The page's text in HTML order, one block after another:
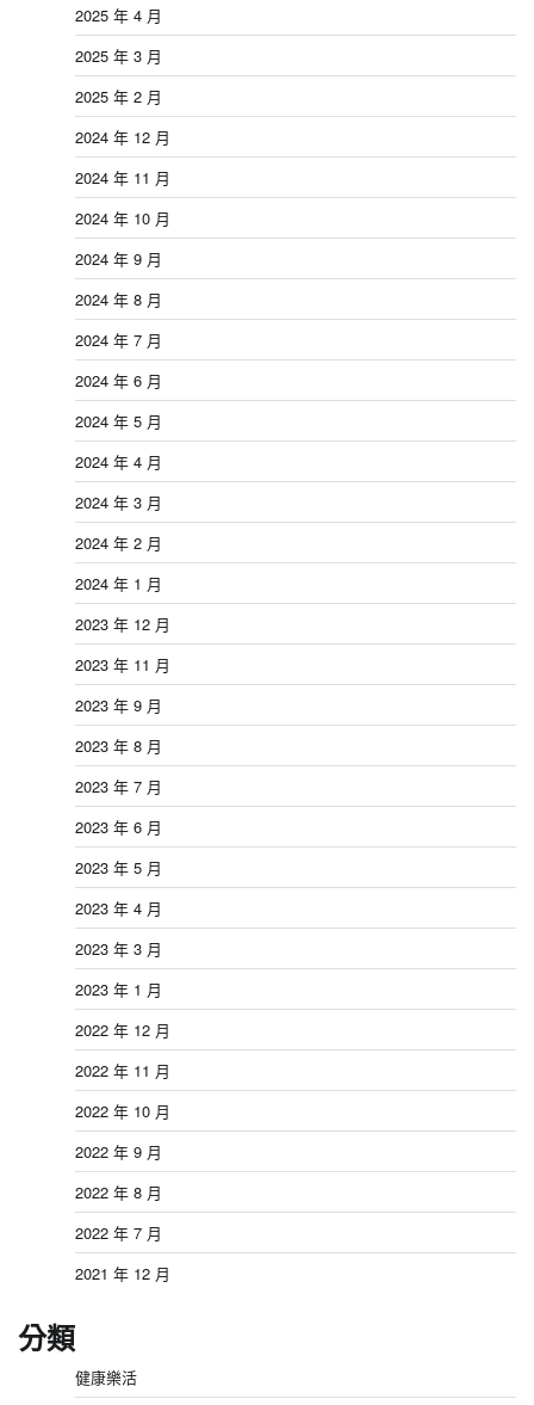
2025 年 4 月
2025 年 3 月
2025 年 2 月
2024 年 12 月
2024 年 11 月
2024 年 10 月
2024 年 9 月
2024 年 8 月
2024 年 7 月
2024 年 6 月
2024 年 5 月
2024 年 4 月
2024 年 3 月
2024 年 2 月
2024 年 1 月
2023 年 12 月
2023 年 11 月
2023 年 9 月
2023 年 8 月
2023 年 7 月
2023 年 6 月
2023 年 5 月
2023 年 4 月
2023 年 3 月
2023 年 1 月
2022 年 12 月
2022 年 11 月
2022 年 10 月
2022 年 9 月
2022 年 8 月
2022 年 7 月
2021 年 12 月
分類
健康樂活